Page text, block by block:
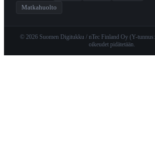
Matkahuolto
© 2026 Suomen Digitukku / nTec Finland Oy (Y-
oikeudet pidätetään.